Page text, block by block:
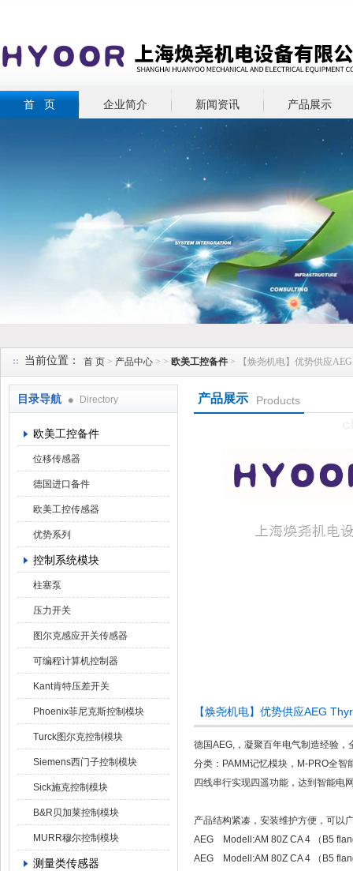
首 页 企业简介 新闻资讯 产品展示
当前位置： 首 页 > 产品中心 > > 欧美工控备件 > 【焕尧机电】优势供应
目录导航 Directory
欧美工控备件
位移传感器
德国进口备件
欧美工控传感器
优势系列
控制系统模块
柱塞泵
压力开关
图尔克感应开关传感器
可编程计算机控制器
Kant肯特压差开关
Phoenix菲尼克斯控制模块
Turck图尔克控制模块
Siemens西门子控制模块
Sick施克控制模块
B&R贝加莱控制模块
MURR穆尔控制模块
测量类传感器
产品展示 Products
【焕尧机电】优势供应AEG
德国AEG,，凝聚百年电气制造经验
分类：PAMM记忆模块，M-PRO全
四线串行实现四遥功能，达到智能电
产品结构紧凑，安装维护方便，可以
AEG Modell:AM 80Z CA 4 （B5
AEG Modell:AM 80Z CA 4 （B5